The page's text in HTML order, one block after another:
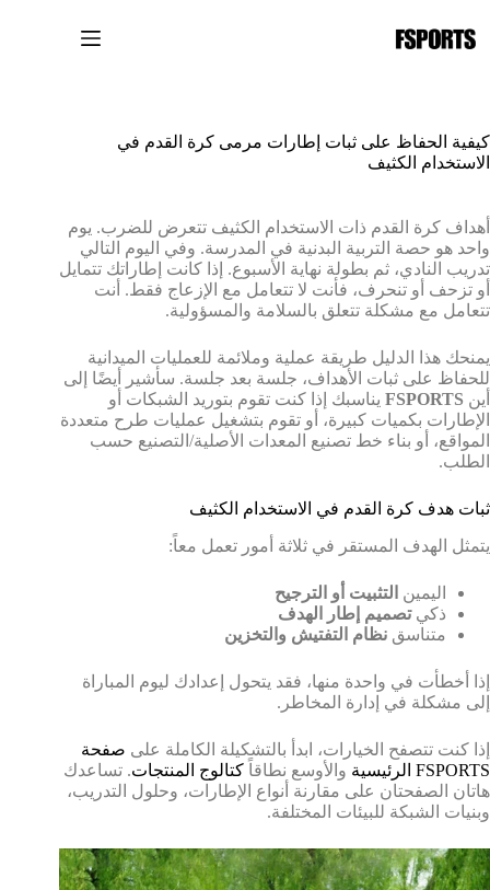
إلى
المحتوى
كيفية الحفاظ على ثبات إطارات مرمى كرة القدم في
الاستخدام الكثيف
أهداف كرة القدم ذات الاستخدام الكثيف تتعرض للضرب. يوم
واحد هو حصة التربية البدنية في المدرسة. وفي اليوم التالي
تدريب النادي، ثم بطولة نهاية الأسبوع. إذا كانت إطاراتك تتمايل
أو تزحف أو تنحرف، فأنت لا تتعامل مع الإزعاج فقط. أنت
تتعامل مع مشكلة تتعلق بالسلامة والمسؤولية.
يمنحك هذا الدليل طريقة عملية وملائمة للعمليات الميدانية
للحفاظ على ثبات الأهداف، جلسة بعد جلسة. سأشير أيضًا إلى
أين FSPORTS يناسبك إذا كنت تقوم بتوريد الشبكات أو
الإطارات بكميات كبيرة، أو تقوم بتشغيل عمليات طرح متعددة
المواقع، أو بناء خط تصنيع المعدات الأصلية/التصنيع حسب
الطلب.
ثبات هدف كرة القدم في الاستخدام الكثيف
يتمثل الهدف المستقر في ثلاثة أمور تعمل معاً:
اليمين التثبيت أو الترجيح
ذكيتصميم إطار الهدف
متناسق نظام التفتيش والتخزين
إذا أخطأت في واحدة منها، فقد يتحول إعدادك ليوم المباراة
إلى مشكلة في إدارة المخاطر.
إذا كنت تتصفح الخيارات، ابدأ بالتشكيلة الكاملة على صفحة
FSPORTS الرئيسية
والأوسع نطاقاً كتالوج المنتجات. تساعدك
هاتان الصفحتان على مقارنة أنواع الإطارات، وحلول التدريب،
وبنيات الشبكة للبيئات المختلفة.